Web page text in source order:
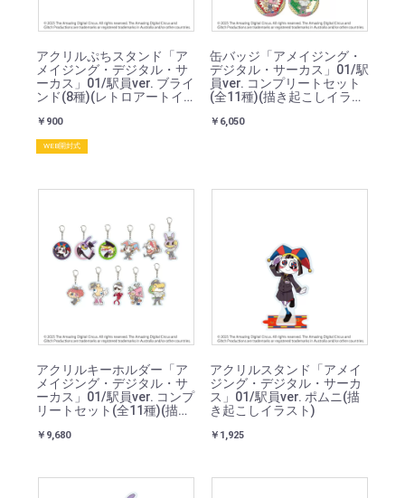
アクリルぷちスタンド「ア
メイジング・デジタル・サ
ーカス」01/駅員ver. ブライ
ンド(8種)(レトロアートイ
￥900
WEB開封式
缶バッジ「アメイジング・
デジタル・サーカス」01/駅
員ver. コンプリートセット
(全11種)(描き起こしイラス
￥6,050
アクリルキーホルダー「ア
メイジング・デジタル・サ
ーカス」01/駅員ver. コンプ
リートセット(全11種)(描き
￥9,680
アクリルスタンド「アメイ
ジング・デジタル・サーカ
ス」01/駅員ver. ポムニ(描
き起こしイラスト)
￥1,925